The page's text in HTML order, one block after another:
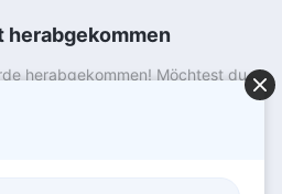
herabgekommen
herabgekommen! Möchtest du